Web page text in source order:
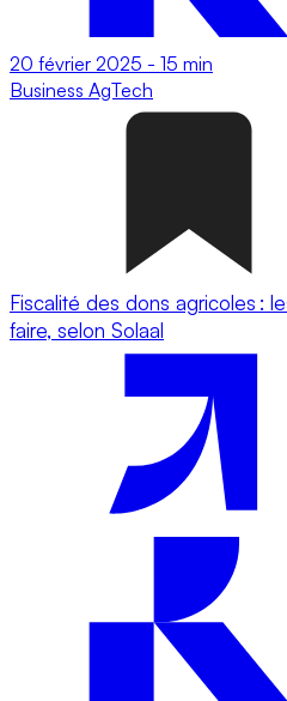
20 février 2025 - 15 min
Business AgTech
Fiscalité des dons agricoles :
faire, selon Solaal